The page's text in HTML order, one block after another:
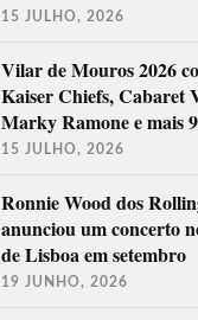
15 JULHO, 2026
Vilar de Mouros 2026
Kaiser Chiefs, Cabaret
Marky Ramone e mais
15 JULHO, 2026
Ronnie Wood dos
anunciou um concerto
de Lisboa em setembro
19 JUNHO, 2026